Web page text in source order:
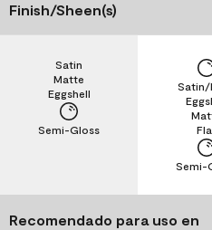
Finish/Sheen(s)
Semi-Gloss
Eggshell
Matte
Satin
Semi-
Satin/
Recomendado para uso en